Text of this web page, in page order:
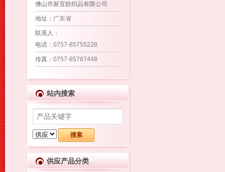
佛山市新宜纺织品有限公司
地址 ：广东省
联系人 ：
电话 ：0757-85755228
传真 ：0757-85767448
站内搜索
供应产品分类